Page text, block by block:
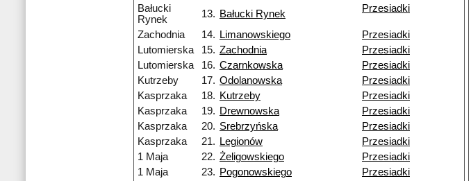
Bałucki
Rynek
13. Bałucki Rynek Przesiadki
Zachodnia 14. Limanowskiego
Przesiadki
Lutomierska
15. Zachodnia
Przesiadki
Lutomierska
16. Czarnkowska
Przesiadki
Kutrzeby
17. Odolanowska
Przesiadki
Kasprzaka
18. Kutrzeby
Przesiadki
Kasprzaka
19. Drewnowska
Przesiadki
Kasprzaka
20. Srebrzyńska
Przesiadki
Kasprzaka
21. Legionów
Przesiadki
1 Maja
22. Żeligowskiego
Przesiadki
1 Maja
23. Pogonowskiego
Przesiadki